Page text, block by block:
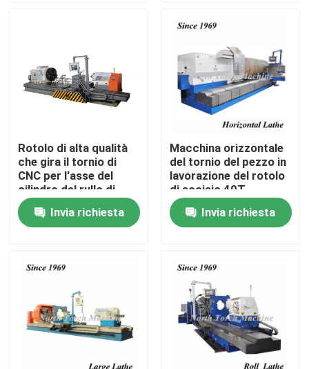
Giro della fabbrica
Controllo di qualità
Contattici
notizie
Richieda una citazione
Macchina del tornio del metallo
Affrontando in macchina del tornio
Rotolo di alta qualità
che gira il tornio di
CNC per l'asse del
cilindro del rullo di
ghisa
Invia richiesta
Macchina orizzontale
del tornio del pezzo in
lavorazione del rotolo
di acciaio 40T
Invia richiesta